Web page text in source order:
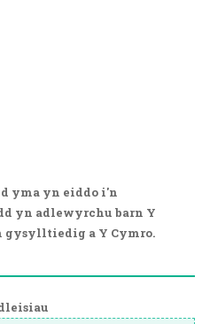
yma yn eiddo i'n
yn adlewyrchu barn Y
gysylltiedig a Y Cymro.